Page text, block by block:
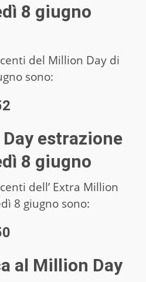
8 giugno
del Million Day di
sono:
estrazione
8 giugno
dell’ Extra Million
8 giugno sono:
al Million Day